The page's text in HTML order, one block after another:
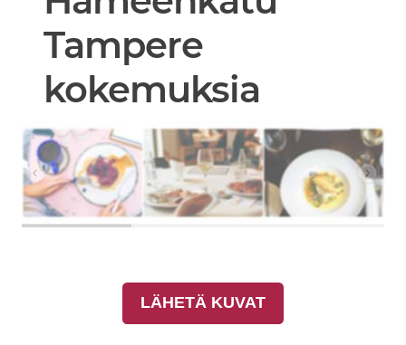
Tampere
kokemuksia
LÄHETÄ KUVAT